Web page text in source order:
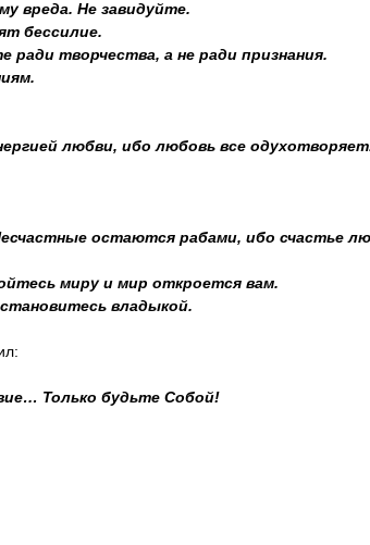
вреда. Не завидуйте.
бессилие.
ради творчества, а не ради признания.
любви, ибо любовь все
остаются рабами, ибо счастье
миру и мир откроется вам.
владыкой.
Только будьте Собой!